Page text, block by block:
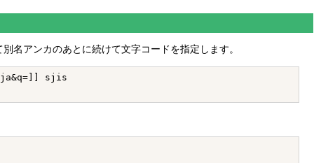
名アンカのあとに続けて文字コードを指定します。
sjis